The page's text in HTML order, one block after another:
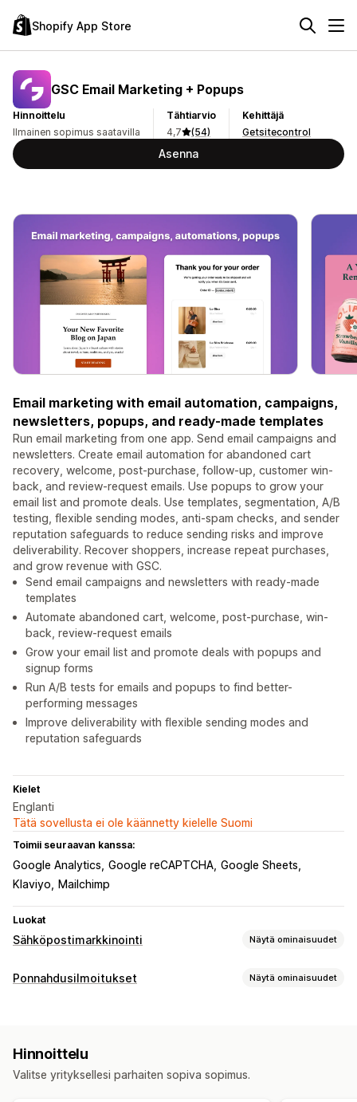
Shopify App Store
GSC Email Marketing + Popups
Hinnoittelu
Ilmainen sopimus saatavilla
Tähtiarvio
4,7
(54)
Kehittäjä
Getsitecontrol
Asenna
Email marketing with email automation, campaigns,
newsletters, popups, and ready-made templates
Run email marketing from one app. Send email campaigns and
newsletters. Create email automation for abandoned cart
recovery, welcome, post-purchase, follow-up, customer win-
back, and review-request emails. Use popups to grow your
email list and promote deals. Use templates, segmentation, A/B
testing, flexible sending modes, anti-spam checks, and sender
reputation safeguards to reduce sending risks and improve
deliverability. Recover shoppers, increase repeat purchases,
and grow revenue with GSC.
Send email campaigns and newsletters with ready-made
templates
Automate abandoned cart, welcome, post-purchase, win-
back, review-request emails
Grow your email list and promote deals with popups and
signup forms
Run A/B tests for emails and popups to find better-
performing messages
Improve deliverability with flexible sending modes and
reputation safeguards
Kielet
Englanti
Tätä sovellusta ei ole käännetty kielelle Suomi
Toimii seuraavan kanssa:
Google Analytics Google reCAPTCHA Google Sheets
Klaviyo
Mailchimp
Luokat
Sähköpostimarkkinointi Näytä ominaisuudet
Kampanjatyypit
Seurantasähköpostit
Tuotesuositukset
Tiputuskampanjat
Ponnahdusilmoitukset Näytä ominaisuudet
Ostoskoriponnahdusikkunat
Alennukset Ajastimet Uutiskirjeet Lomakkeet
Hinnoittelu
Valitse yrityksellesi parhaiten sopiva sopimus.